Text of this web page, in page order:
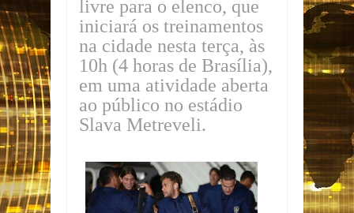
livre para o elenco, que
iniciará os treinamentos
na cidade nesta terça, às
10h (4 horas de Brasília),
em uma atividade aberta
ao público no estádio
Slava Metreveli.